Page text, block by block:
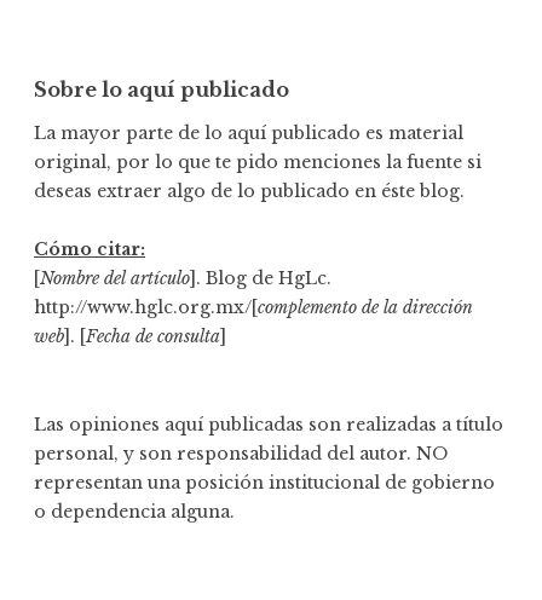
Sobre lo aquí publicado
La mayor parte de lo aquí publicado es material
original, por lo que te pido menciones la fuente si
deseas extraer algo de lo publicado en éste blog.
Cómo citar:
[Nombre del artículo]. Blog de HgLc.
http://www.hglc.org.mx/[complemento de la dirección
web]. [Fecha de consulta]
Las opiniones aquí publicadas son realizadas a título
personal, y son responsabilidad del autor. NO
representan una posición institucional de gobierno
o dependencia alguna.